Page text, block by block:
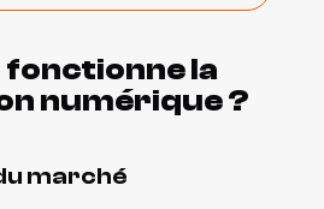
la
numérique ?
marché